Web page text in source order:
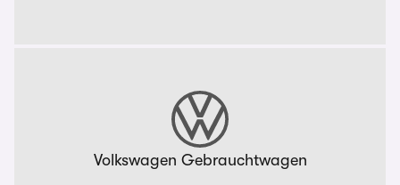
Volkswagen Gebrauchtwagen